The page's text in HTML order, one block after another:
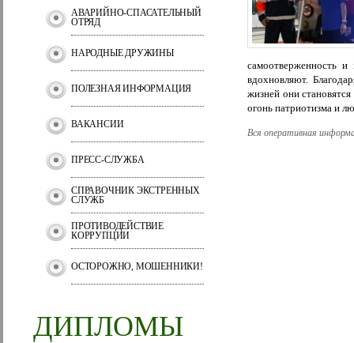
АВАРИЙНО-СПАСАТЕЛЬНЫЙ
ОТРЯД
НАРОДНЫЕ ДРУЖИНЫ
ПОЛЕЗНАЯ ИНФОРМАЦИЯ
ВАКАНСИИ
ПРЕСС-СЛУЖБА
СПРАВОЧНИК ЭКСТРЕННЫХ
СЛУЖБ
ПРОТИВОДЕЙСТВИЕ
КОРРУПЦИИ
ОСТОРОЖНО, МОШЕННИКИ!
ДИПЛОМЫ
самоотверженность
вдохновляют.
жизней они
огонь патриотизма и
Вся оперативная